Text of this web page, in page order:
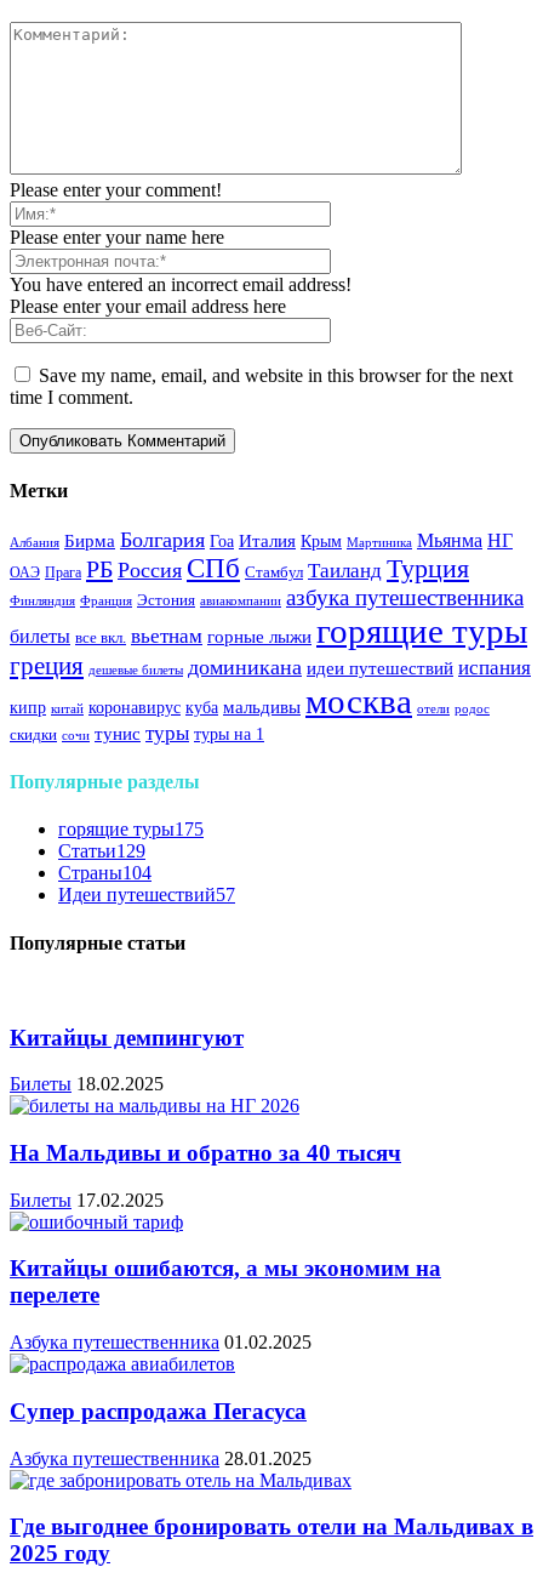
Please enter your comment!
Please enter your name here
You have entered an incorrect email address!
Please enter your email address here
Save my name, email, and website in this browser for the next
time I comment.
Метки
Албания Бирма Болгария Гоа Италия Крым Мартиника Мьянма НГ
ОАЭ Прага РБ Россия СПб Стамбул Таиланд Турция
Финляндия Франция Эстония авиакомпании азбука путешественника
билеты все вкл. вьетнам горные лыжи горящие туры
греция дешевые билеты доминикана идеи путешествий испания
кипр китай коронавирус куба мальдивы москва отели родос
скидки сочи тунис туры туры на 1
Популярные разделы
горящие туры175
Статьи129
Страны104
Идеи путешествий57
Популярные статьи
Китайцы демпингуют
Билеты 18.02.2025
На Мальдивы и обратно за 40 тысяч
Билеты 17.02.2025
Китайцы ошибаются, а мы экономим на
перелете
Азбука путешественника 01.02.2025
Супер распродажа Пегасуса
Азбука путешественника 28.01.2025
Где выгоднее бронировать отели на Мальдивах в
2025 году